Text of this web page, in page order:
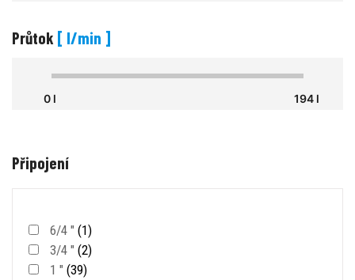
Průtok [ l/min ]
0 l 194 l
Připojení
6/4 " (1)
3/4 " (2)
1 " (39)